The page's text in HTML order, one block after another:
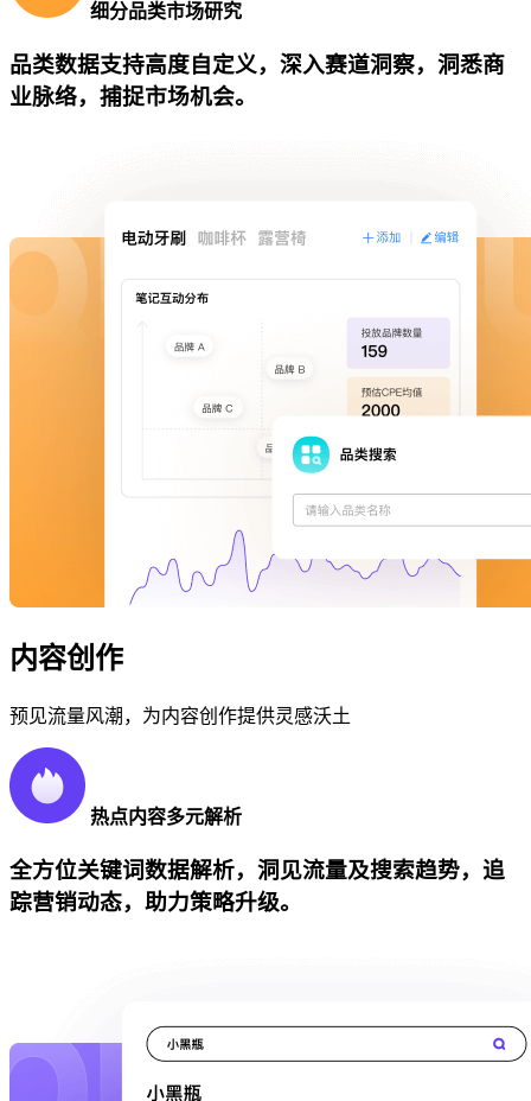
细分品类市场研究
品类数据支持高度自定义，深入赛道洞察，洞悉商
业脉络，捕捉市场机会。
内容创作
预见流量风潮，为内容创作提供灵感沃土
热点内容多元解析
全方位关键词数据解析，洞见流量及搜索趋势，追
踪营销动态，助力策略升级。